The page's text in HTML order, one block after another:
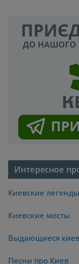
Интересное
Киевские легенды
Киевские мосты
Выдающиеся
Песни про Киев